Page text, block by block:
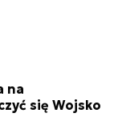
na
się Wojsko